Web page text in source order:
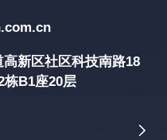
新区社区科技南路18
栋B1座20层